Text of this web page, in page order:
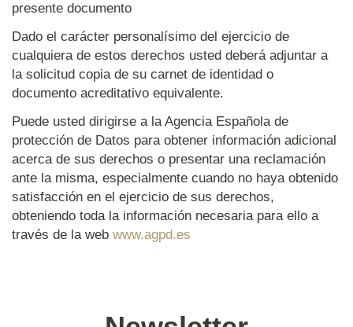
presente documento
Dado el carácter personalísimo del ejercicio de
cualquiera de estos derechos usted deberá adjuntar a
la solicitud copia de su carnet de identidad o
documento acreditativo equivalente.
Puede usted dirigirse a la Agencia Española de
protección de Datos para obtener información adicional
acerca de sus derechos o presentar una reclamación
ante la misma, especialmente cuando no haya obtenido
satisfacción en el ejercicio de sus derechos,
obteniendo toda la información necesaria para ello a
través de la web www.agpd.es